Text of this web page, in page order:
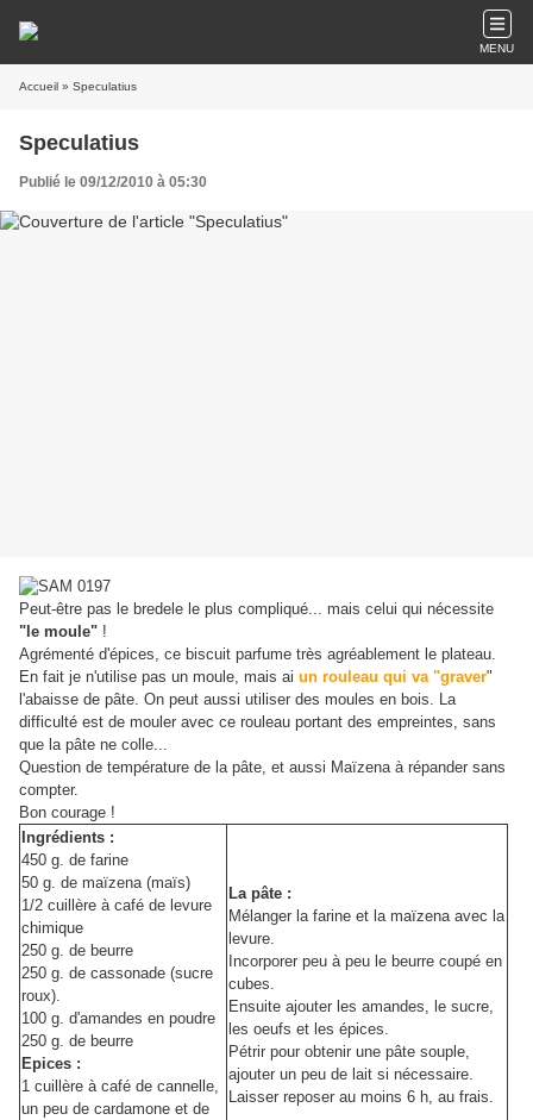
MENU
Accueil » Speculatius
Speculatius
Publié le 09/12/2010 à 05:30
Peut-être pas le bredele le plus compliqué... mais celui qui nécessite
"le moule" !
Agrémenté d'épices, ce biscuit parfume très agréablement le plateau.
En fait je n'utilise pas un moule, mais ai un rouleau qui va "graver"
l'abaisse de pâte. On peut aussi utiliser des moules en bois. La
difficulté est de mouler avec ce rouleau portant des empreintes, sans
que la pâte ne colle...
Question de température de la pâte, et aussi Maïzena à répander sans
compter.
Bon courage !
Ingrédients :
450 g. de farine
50 g. de maïzena (maïs)
1/2 cuillère à café de levure
chimique
250 g. de beurre
250 g. de cassonade (sucre
roux).
100 g. d'amandes en poudre
250 g. de beurre
Epices :
1 cuillère à café de cannelle,
un peu de cardamone et de
La pâte :
Mélanger la farine et la maïzena avec la
levure.
Incorporer peu à peu le beurre coupé en
cubes.
Ensuite ajouter les amandes, le sucre,
les oeufs et les épices.
Pétrir pour obtenir une pâte souple,
ajouter un peu de lait si nécessaire.
Laisser reposer au moins 6 h, au frais.